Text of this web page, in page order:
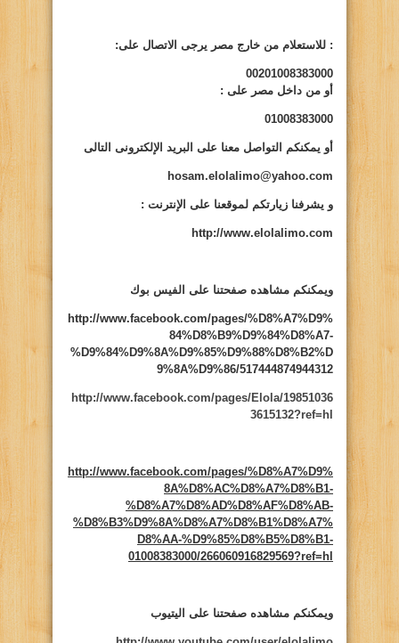
: للاستعلام من خارج مصر يرجى الاتصال على:
00201008383000
أو من داخل مصر على :
01008383000
أو يمكنكم التواصل معنا على البريد الإلكترونى التالى
hosam.elolalimo@yahoo.com
و يشرفنا زيارتكم لموقعنا على الإنترنت :
http://www.elolalimo.com
ويمكنكم مشاهده صفحتنا على الفيس بوك
http://www.facebook.com/pages/%D8%A7%D9%
84%D8%B9%D9%84%D8%A7-
%D9%84%D9%8A%D9%85%D9%88%D8%B2%D
9%8A%D9%86/517444874944312
http://www.facebook.com/pages/Elola/19851036
3615132?ref=hl
http://www.facebook.com/pages/%D8%A7%D9%
8A%D8%AC%D8%A7%D8%B1-
%D8%A7%D8%AD%D8%AF%D8%AB-
%D8%B3%D9%8A%D8%A7%D8%B1%D8%A7%
D8%AA-%D9%85%D8%B5%D8%B1-
01008383000/266060916829569?ref=hl
ويمكنكم مشاهده صفحتنا على اليتيوب